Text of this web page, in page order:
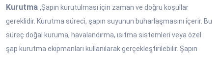
Kurutma ,Şapın kurutulması için zaman ve doğru koşullar
gereklidir. Kurutma süreci, şapın suyunun buharlaşmasını içerir. Bu
süreç doğal kuruma, havalandırma, ısıtma sistemleri veya özel
şap kurutma ekipmanları kullanılarak gerçekleştirilebilir. Şapın